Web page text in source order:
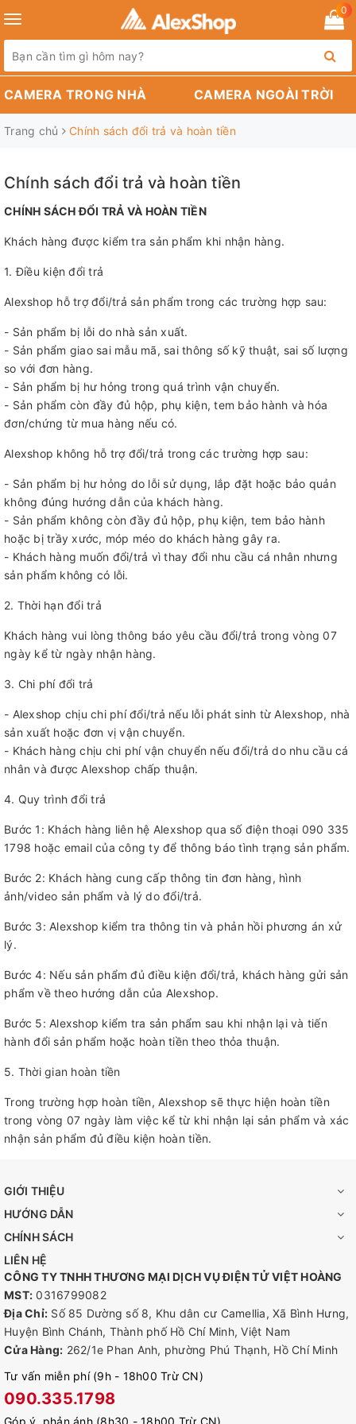
Toggle
navigation
0
CAMERA TRONG NHÀ CAMERA NGOÀI TRỜI
Trang chủ Chính sách đổi trả và hoàn tiền
Chính sách đổi trả và hoàn tiền
CHÍNH SÁCH ĐỔI TRẢ VÀ HOÀN TIỀN
Khách hàng được kiểm tra sản phẩm khi nhận hàng.
1. Điều kiện đổi trả
Alexshop hỗ trợ đổi/trả sản phẩm trong các trường hợp sau:
- Sản phẩm bị lỗi do nhà sản xuất.
- Sản phẩm giao sai mẫu mã, sai thông số kỹ thuật, sai số lượng
so với đơn hàng.
- Sản phẩm bị hư hỏng trong quá trình vận chuyển.
- Sản phẩm còn đầy đủ hộp, phụ kiện, tem bảo hành và hóa
đơn/chứng từ mua hàng nếu có.
Alexshop không hỗ trợ đổi/trả trong các trường hợp sau:
- Sản phẩm bị hư hỏng do lỗi sử dụng, lắp đặt hoặc bảo quản
không đúng hướng dẫn của khách hàng.
- Sản phẩm không còn đầy đủ hộp, phụ kiện, tem bảo hành
hoặc bị trầy xước, móp méo do khách hàng gây ra.
- Khách hàng muốn đổi/trả vì thay đổi nhu cầu cá nhân nhưng
sản phẩm không có lỗi.
2. Thời hạn đổi trả
Khách hàng vui lòng thông báo yêu cầu đổi/trả trong vòng 07
ngày kể từ ngày nhận hàng.
3. Chi phí đổi trả
- Alexshop chịu chi phí đổi/trả nếu lỗi phát sinh từ Alexshop, nhà
sản xuất hoặc đơn vị vận chuyển.
- Khách hàng chịu chi phí vận chuyển nếu đổi/trả do nhu cầu cá
nhân và được Alexshop chấp thuận.
4. Quy trình đổi trả
Bước 1: Khách hàng liên hệ Alexshop qua số điện thoại 090 335
1798 hoặc email của công ty để thông báo tình trạng sản phẩm.
Bước 2: Khách hàng cung cấp thông tin đơn hàng, hình
ảnh/video sản phẩm và lý do đổi/trả.
Bước 3: Alexshop kiểm tra thông tin và phản hồi phương án xử
lý.
Bước 4: Nếu sản phẩm đủ điều kiện đổi/trả, khách hàng gửi sản
phẩm về theo hướng dẫn của Alexshop.
Bước 5: Alexshop kiểm tra sản phẩm sau khi nhận lại và tiến
hành đổi sản phẩm hoặc hoàn tiền theo thỏa thuận.
5. Thời gian hoàn tiền
Trong trường hợp hoàn tiền, Alexshop sẽ thực hiện hoàn tiền
trong vòng 07 ngày làm việc kể từ khi nhận lại sản phẩm và xác
nhận sản phẩm đủ điều kiện hoàn tiền.
GIỚI THIỆU
HƯỚNG DẪN
CHÍNH SÁCH
LIÊN HỆ
CÔNG TY TNHH THƯƠNG MẠI DỊCH VỤ ĐIỆN TỬ VIỆT HOÀNG
MST: 0316799082
Địa Chỉ: Số 85 Dường số 8, Khu dân cư Camellia, Xã Bình Hưng,
Huyện Bình Chánh, Thành phố Hồ Chí Minh, Việt Nam
Cửa Hàng: 262/1e Phan Anh, phường Phú Thạnh, Hồ Chí Minh
Tư vấn miễn phí (9h - 18h00 Trừ CN)
090.335.1798
Góp ý, phản ánh (8h30 - 18h00 Trừ CN)